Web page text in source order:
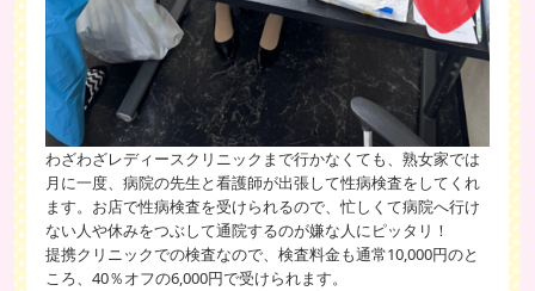
75分
ネット指名
7,000円 ×2名
90分
ネット指名
9,000円
120分
本指名
13,000円 ×1名
合計6人 お給料 50,000円
わざわざレディースクリニックまで行かなくても、熟女家では
月に一度、病院の先生と看護師が出張して性病検査をしてくれ
ます。お店で性病検査を受けられるので、忙しくて病院へ行け
ない人や休みをつぶして通院するのが嫌な人にピッタリ！
提携クリニックでの検査なので、検査料金も通常10,000円のと
ころ、40％オフの6,000円で受けられます。